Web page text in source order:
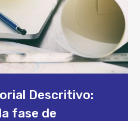
Descritivo:
fase de